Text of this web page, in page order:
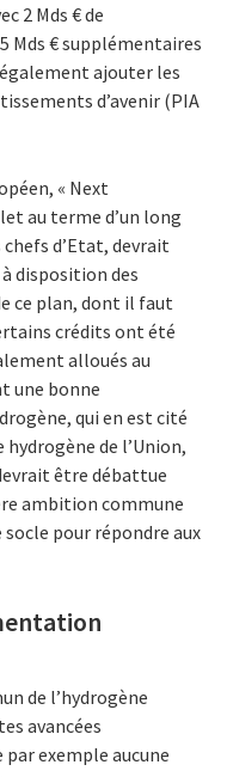
2 Mds € de
Mds € supplémentaires
ajouter les
d’avenir (PIA
« Next
au terme d’un long
d’Etat, devrait
disposition des
ce plan, dont il faut
crédits ont été
alloués au
une bonne
qui en est cité
de l’Union,
être débattue
ambition commune
pour répondre aux
de l’hydrogène
avancées
par exemple aucune